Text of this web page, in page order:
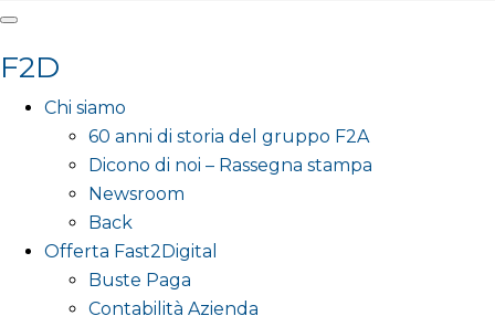
F2D
Chi siamo
60 anni di storia del gruppo F2A
Dicono di noi – Rassegna stampa
Newsroom
Back
Offerta Fast2Digital
Buste Paga
Contabilità Azienda